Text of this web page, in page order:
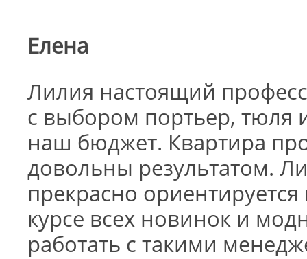
Елена
Лилия настоящий
с выбором портьер, тюля
наш бюджет. Квартира
довольны результатом.
прекрасно
курсе всех новинок и
работать с такими